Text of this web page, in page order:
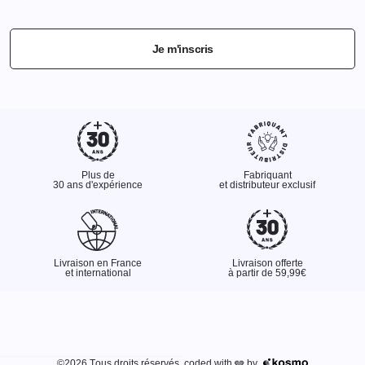
Je m'inscris
Plus de
30 ans d'expérience
Fabriquant
et distributeur exclusif
Livraison en France
et international
Livraison offerte
à partir de 59,99€